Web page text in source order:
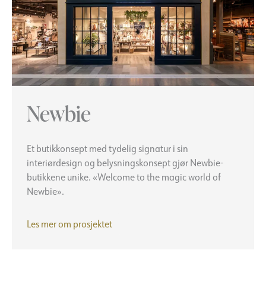
Newbie
Et butikkonsept med tydelig signatur i sin
interiørdesign og belysningskonsept gjør Newbie-
butikkene unike. «Welcome to the magic world of
Newbie».
Les mer om prosjektetNewbie